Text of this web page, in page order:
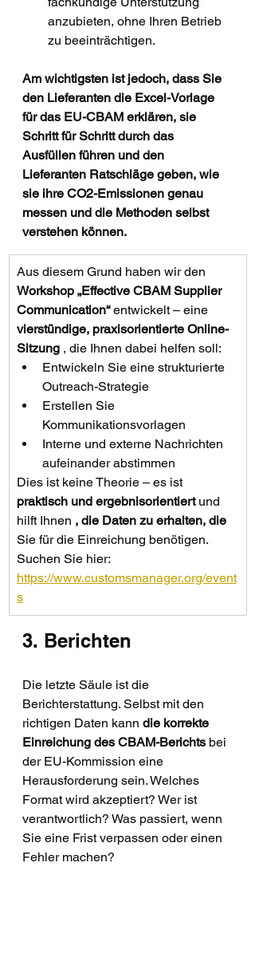
anzubieten, ohne Ihren Betrieb
zu beeinträchtigen.
Am wichtigsten ist jedoch, dass Sie
den Lieferanten die Excel-Vorlage
für das EU-CBAM erklären, sie
Schritt für Schritt durch das
Ausfüllen führen und den
Lieferanten Ratschläge geben, wie
sie ihre CO2-Emissionen genau
messen und die Methoden selbst
verstehen können.
Aus diesem Grund haben wir den
Workshop „Effective CBAM Supplier
Communication“ entwickelt – eine
vierstündige, praxisorientierte Online-
Sitzung , die Ihnen dabei helfen soll:
Entwickeln Sie eine strukturierte
Outreach-Strategie
Erstellen Sie
Kommunikationsvorlagen
Interne und externe Nachrichten
aufeinander abstimmen
Dies ist keine Theorie – es ist
praktisch und ergebnisorientiert und
hilft Ihnen , die Daten zu erhalten, die
Sie für die Einreichung benötigen.
Suchen Sie hier:
https://www.customsmanager.org/event
s
3. Berichten
Die letzte Säule ist die
Berichterstattung. Selbst mit den
richtigen Daten kann die korrekte
Einreichung des CBAM-Berichts bei
der EU-Kommission eine
Herausforderung sein. Welches
Format wird akzeptiert? Wer ist
verantwortlich? Was passiert, wenn
Sie eine Frist verpassen oder einen
Fehler machen?